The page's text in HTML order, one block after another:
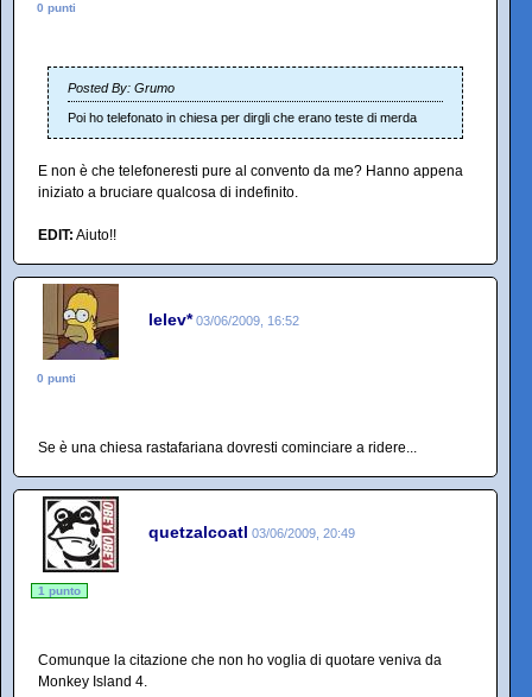
0 punti
Posted By: Grumo
Poi ho telefonato in chiesa per dirgli che erano teste di merda
E non è che telefoneresti pure al convento da me? Hanno appena
iniziato a bruciare qualcosa di indefinito.
EDIT: Aiuto!!
lelev* 03/06/2009, 16:52
0 punti
Se è una chiesa rastafariana dovresti cominciare a ridere...
quetzalcoatl 03/06/2009, 20:49
1 punto
Comunque la citazione che non ho voglia di quotare veniva da
Monkey Island 4.